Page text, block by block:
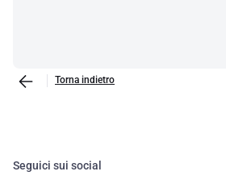
Torna indietro
Seguici sui social